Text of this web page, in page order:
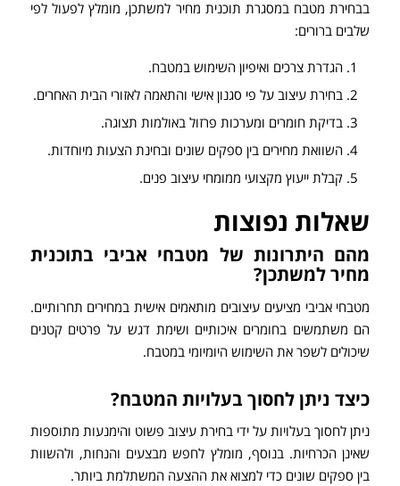
בבחירת מטבח במסגרת תוכנית מחיר למשתכן, מומלץ לפעול לפי
שלבים ברורים:
הגדרת צרכים ואיפיון השימוש במטבח.
בחירת עיצוב על פי סגנון אישי והתאמה לאזורי הבית האחרים.
בדיקת חומרים ומערכות פרזול באולמות תצוגה.
השוואת מחירים בין ספקים שונים ובחינת הצעות מיוחדות.
קבלת ייעוץ מקצועי ממומחי עיצוב פנים.
שאלות נפוצות
מהם היתרונות של מטבחי אביבי בתוכנית
מחיר למשתכן?
מטבחי אביבי מציעים עיצובים מותאמים אישית במחירים תחרותיים.
הם משתמשים בחומרים איכותיים ושימת דגש על פרטים קטנים
שיכולים לשפר את השימוש היומיומי במטבח.
כיצד ניתן לחסוך בעלויות המטבח?
ניתן לחסוך בעלויות על ידי בחירת עיצוב פשוט והימנעות מתוספות
שאינן הכרחיות. בנוסף, מומלץ לחפש מבצעים והנחות, ולהשוות
בין ספקים שונים כדי למצוא את ההצעה המשתלמת ביותר.